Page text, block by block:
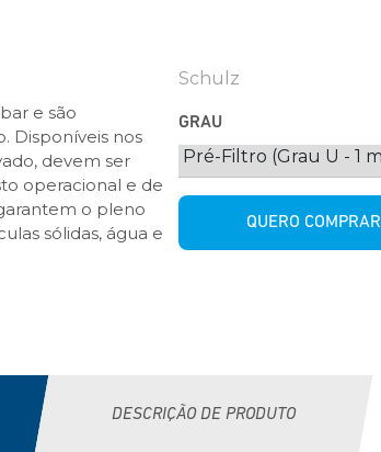
e são
Disponíveis nos
devem ser
operacional e de
o pleno
sólidas, água e
Schulz
GRAU
QUERO COMPRAR
DESCRIÇÃO DE PRODUTO